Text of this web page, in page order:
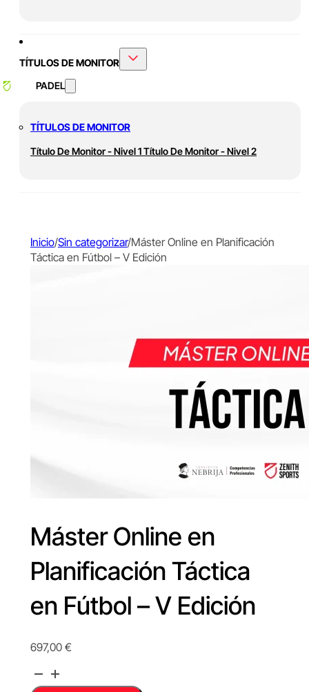
TÍTULOS DE MONITOR
PADEL
TÍTULOS DE MONITOR
Título De Monitor - Nivel 1Título De Monitor - Nivel 2
Inicio/Sin categorizar/Máster Online en Planificación
Táctica en Fútbol – V Edición
Máster Online en
Planificación Táctica
en Fútbol – V Edición
697,00 €
Máster
Online